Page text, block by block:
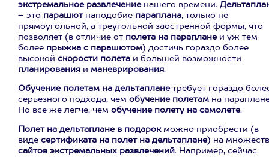
экстремальное развлечениенашего времени.
– это парашютнаподобие параплана, только не
прямоугольной, а треугольной заостренной формы, что
позволяет (в отличие от полета на парапланеи уж тем
более прыжка с парашютом) достичь гораздо более
высокой скорости полета и большей возможности
планирования и маневрирования.
Обучение полетам на дельтапланетребует гораздо
серьезного подхода, чем обучение полетам на
Но все же легче, чем обучение полету на самолете.
Полет на дельтаплане в подарокможно приобрести (в
виде сертификата на полет на дельтаплане) на
сайтов экстремальных развлечений. Например, сейчас